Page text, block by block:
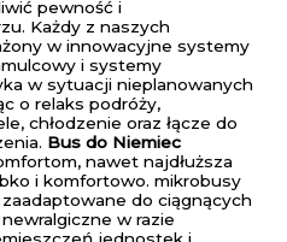
pewność i
Każdy z naszych
w innowacyjne systemy
i systemy
w sytuacji nieplanowanych
o relaks podróży,
chłodzenie oraz łącze do
Bus do Niemiec
nawet najdłuższa
i komfortowo. mikrobusy
do ciągnących
w razie